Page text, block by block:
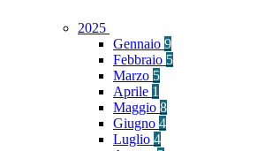
2025
Gennaio 9
Febbraio 5
Marzo 5
Aprile 1
Maggio 8
Giugno 4
Luglio 4